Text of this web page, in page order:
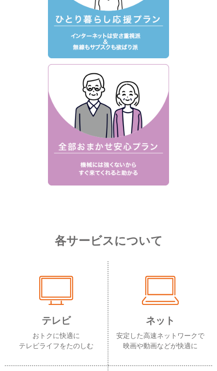
各サービスについて
テレビ
おトクに快適に
テレビライフをたのしむ
ネット
安定した高速ネットワークで
映画や動画などが快適に